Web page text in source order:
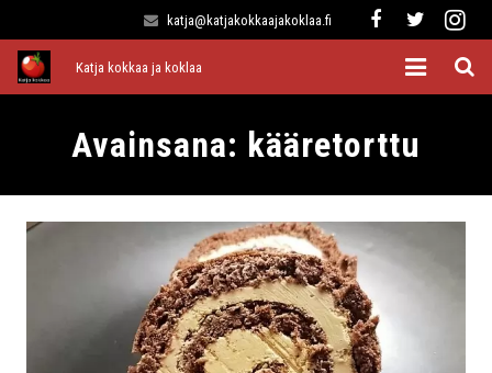
katja@katjakokkaajakoklaa.fi
Katja kokkaa ja koklaa
Pääruoat
Avainsana: kääretorttu